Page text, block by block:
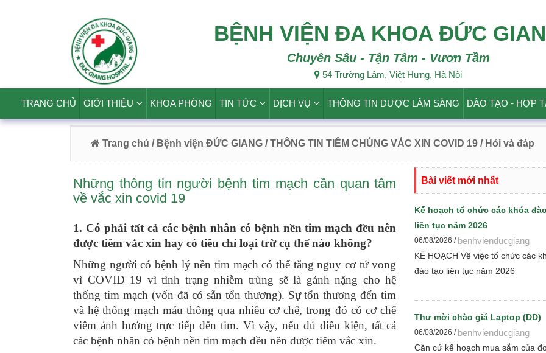
BỆNH VIỆN ĐA KHOA ĐỨC
Chuyên Sâu - Tận Tâm - Vươn Tầm
54 Trường Lâm, Việt Hưng, Hà Nội
TRANG CHỦ GIỚI THIỆU KHOA PHÒNG TIN TỨC DỊCH VỤ THÔNG TIN DƯỢC LÂM SÀNG ĐÀO TẠO - HỢP
Trang chủ / Bệnh viện ĐỨC GIANG / THÔNG TIN TIÊM CHỦNG VẮC XIN COVID 19 / Hỏi và đáp
Những thông tin người bệnh tim mạch cần quan tâm
về vắc xin covid 19
1. Có phải tất cả các bệnh nhân có bệnh nền tim mạch đều nên
được tiêm vắc xin hay có tiêu chí loại trừ cụ thể nào không?
Những người có bệnh lý nền tim mạch có thể tăng nguy cơ tử vong
vì COVID 19 vì tình trạng nhiễm trùng sẽ là gánh nặng cho hệ
thống tim mạch (vốn đã có sẵn tổn thương). Sự tổn thương đến tim
và hệ thống mạch máu thông qua nhiều cơ chế, trong đó có cơ chế
viêm ảnh hưởng trực tiếp đến tim. Vì vậy, nếu đủ điều kiện, tất cả
các bệnh nhân có bệnh nền tim mạch đều nên được tiêm vắc xin.
Bài viết mới nhất
Kế hoạch tổ chức các khóa
liên tục năm 2026
06/08/2026 / benhvienducgiang
KẾ HOẠCH Về việc tổ chức các
đào tạo liên tục năm 2026
Thư mời chào giá Laptop (DD)
06/08/2026 / benhvienducgiang
Căn cứ kế hoạch mua sắm của